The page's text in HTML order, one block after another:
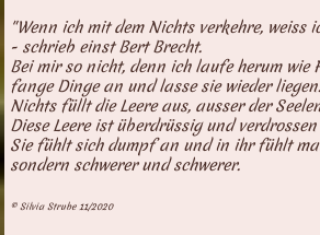
"Wenn ich mit dem Nichts verkehre, weiss
- schrieb einst Bert Brecht.
Bei mir so nicht, denn ich laufe herum wie
fange Dinge an und lasse sie wieder liegen.
Nichts füllt die Leere aus, ausser der
Diese Leere ist überdrüssig und
Sie fühlt sich dumpf an und in ihr fühlt
sondern schwerer und schwerer.
© Silvia Strube 11/2020